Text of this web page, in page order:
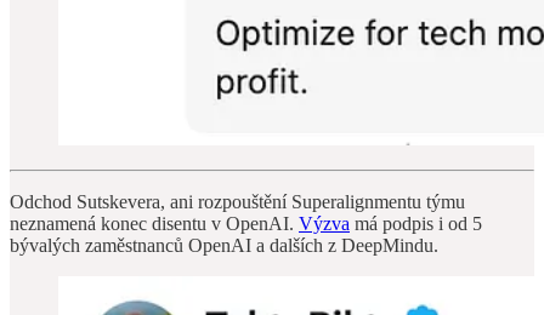
Odchod Sutskevera, ani rozpouštění Superalignmentu týmu
neznamená konec disentu v OpenAI. Výzva má podpis i od 5
bývalých zaměstnanců OpenAI a dalších z DeepMindu.